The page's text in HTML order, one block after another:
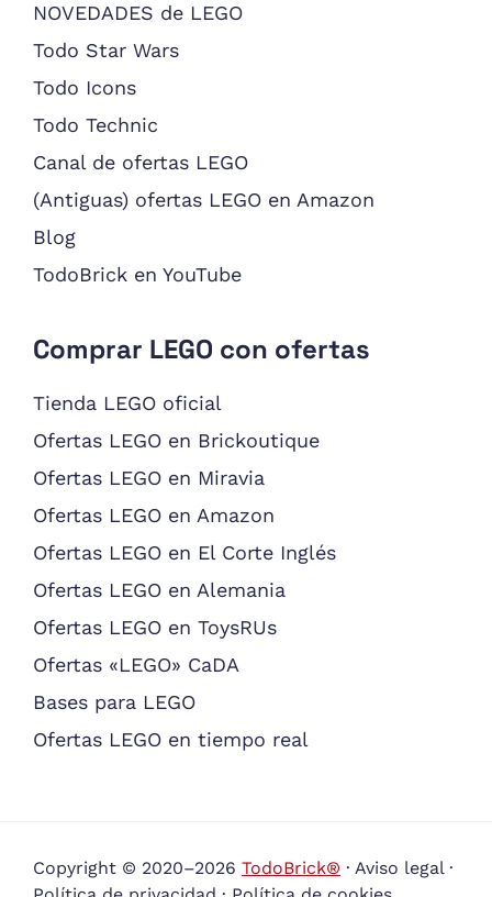
NOVEDADES de LEGO
Todo Star Wars
Todo Icons
Todo Technic
Canal de ofertas LEGO
(Antiguas) ofertas LEGO en Amazon
Blog
TodoBrick en YouTube
Comprar LEGO con ofertas
Tienda LEGO oficial
Ofertas LEGO en Brickoutique
Ofertas LEGO en Miravia
Ofertas LEGO en Amazon
Ofertas LEGO en El Corte Inglés
Ofertas LEGO en Alemania
Ofertas LEGO en ToysRUs
Ofertas «LEGO» CaDA
Bases para LEGO
Ofertas LEGO en tiempo real
Copyright © 2020–2026 TodoBrick® · Aviso legal·